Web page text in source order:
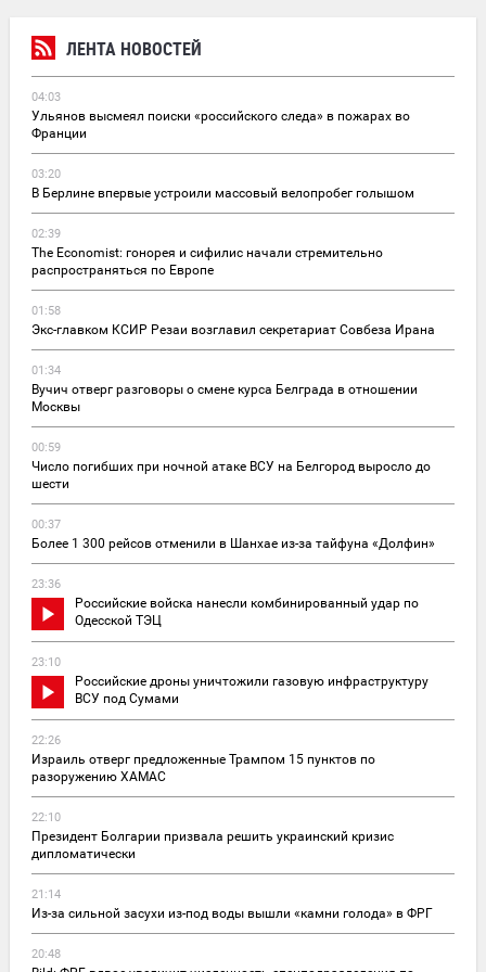
ЛЕНТА НОВОСТЕЙ
04:03
Ульянов высмеял поиски «российского следа» в пожарах во
Франции
03:20
В Берлине впервые устроили массовый велопробег голышом
02:39
The Economist: гонорея и сифилис начали стремительно
распространяться по Европе
01:58
Экс-главком КСИР Резаи возглавил секретариат Совбеза Ирана
01:34
Вучич отверг разговоры о смене курса Белграда в отношении
Москвы
00:59
Число погибших при ночной атаке ВСУ на Белгород выросло до
шести
00:37
Более 1 300 рейсов отменили в Шанхае из-за тайфуна «Долфин»
23:36
Российские войска нанесли комбинированный удар по
Одесской ТЭЦ
23:10
Российские дроны уничтожили газовую инфраструктуру
ВСУ под Сумами
22:26
Израиль отверг предложенные Трампом 15 пунктов по
разоружению ХАМАС
22:10
Президент Болгарии призвала решить украинский кризис
дипломатически
21:14
Из-за сильной засухи из-под воды вышли «камни голода» в ФРГ
20:48